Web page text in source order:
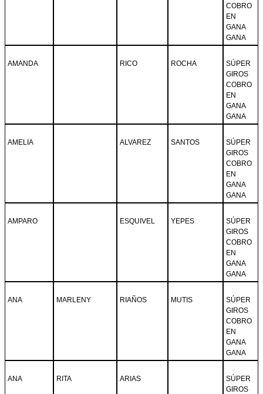
COBRO
EN
GANA
GANA
AMANDA RICO ROCHA
SÚPER
GIROS
COBRO
EN
GANA
GANA
AMELIA ALVAREZ SANTOS
SÚPER
GIROS
COBRO
EN
GANA
GANA
AMPARO ESQUIVEL YEPES
SÚPER
GIROS
COBRO
EN
GANA
GANA
ANA MARLENY RIAÑOS MUTIS
SÚPER
GIROS
COBRO
EN
GANA
GANA
ANA RITA ARIAS
SÚPER
GIROS